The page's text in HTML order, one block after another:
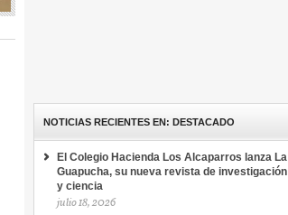
NOTICIAS RECIENTES EN: DESTACADO
El Colegio Hacienda Los Alcaparros lanza La
Guapucha, su nueva revista de investigación
y ciencia
julio 18, 2026